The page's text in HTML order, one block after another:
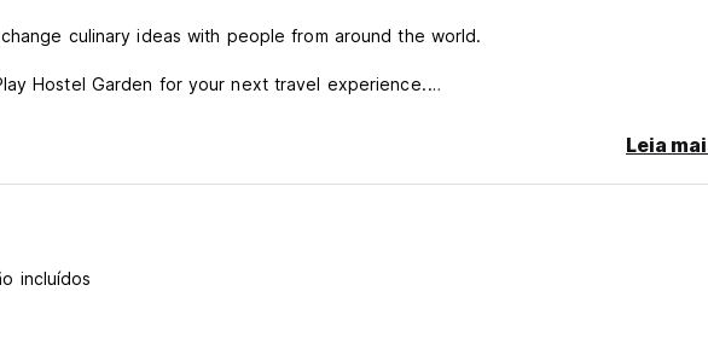
culinary ideas with people from around the world.
Hostel Garden for your next travel experience.
In case of a late cancellation or No Show, you will be charged the first night of
Leia
incluídos